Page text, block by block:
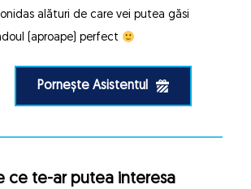
alături de care vei putea găsi
(aproape) perfect
Pornește Asistentul
ce te-ar putea interesa